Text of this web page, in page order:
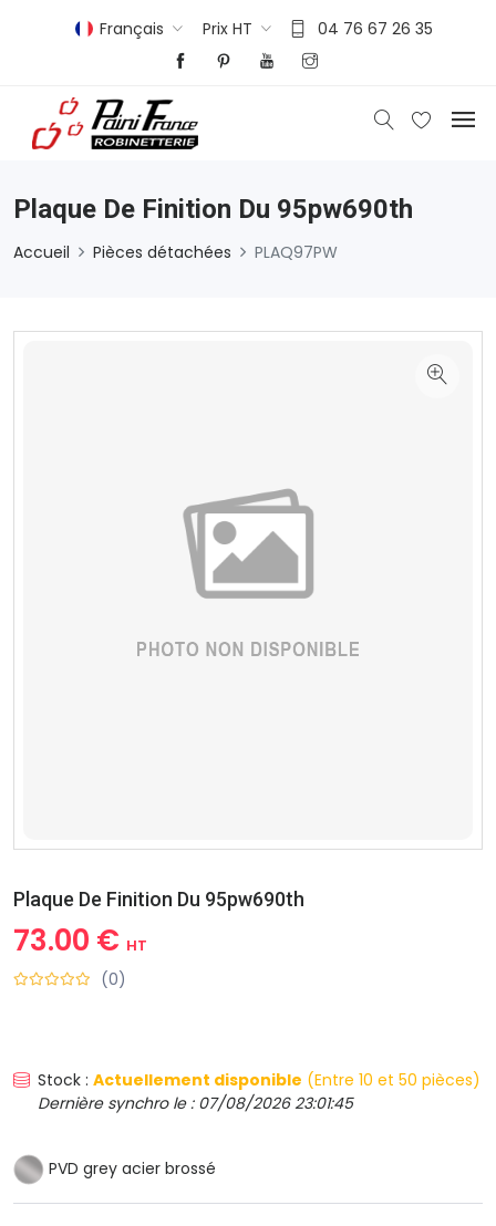
Français Prix HT 04 76 67 26 35
Plaque De Finition Du 95pw690th
Accueil Pièces détachées PLAQ97PW
Plaque De Finition Du 95pw690th
73.00 € HT
(0)
Stock : Actuellement disponible (Entre 10 et 50 pièces)
Dernière synchro le : 07/08/2026 23:01:45
PVD grey acier brossé